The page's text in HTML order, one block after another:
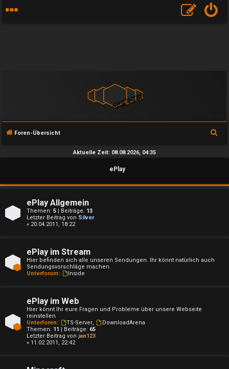
U
e
Foren-Übersicht
c
Aktuelle Zeit: 08.08.2026, 04:35
ePlay
ePlay Allgemein
Themen: 5 | Beiträge: 13
Letzter Beitrag von Silver
« 20.04.2011, 18:22
ePlay im Stream
Hier befinden sich alle unseren Sendungen. Ihr könnt natürlich auch
Sendungsvorschläge machen.
Unterforum:
Inside
ePlay im Web
Hier könnt Ihr eure Fragen und Probleme über unsere Webseite
reinstellen
Unterforen:
TS-Server,
DownloadArena
Themen: 11 | Beiträge: 65
Letzter Beitrag von jan123
« 11.02.2011, 22:42